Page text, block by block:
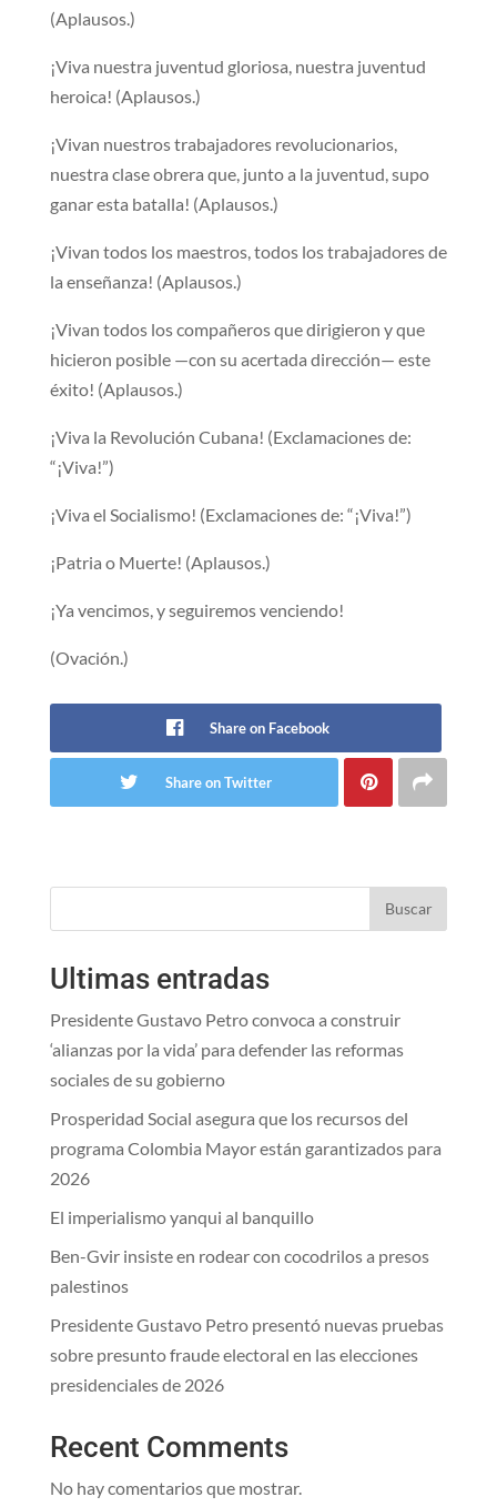
(Aplausos.)
¡Viva nuestra juventud gloriosa, nuestra juventud
heroica! (Aplausos.)
¡Vivan nuestros trabajadores revolucionarios,
nuestra clase obrera que, junto a la juventud, supo
ganar esta batalla! (Aplausos.)
¡Vivan todos los maestros, todos los trabajadores de
la enseñanza! (Aplausos.)
¡Vivan todos los compañeros que dirigieron y que
hicieron posible —con su acertada dirección— este
éxito! (Aplausos.)
¡Viva la Revolución Cubana! (Exclamaciones de:
“¡Viva!”)
¡Viva el Socialismo! (Exclamaciones de: “¡Viva!”)
¡Patria o Muerte! (Aplausos.)
¡Ya vencimos, y seguiremos venciendo!
(Ovación.)
Share on Facebook
Share on Twitter
Buscar
Ultimas entradas
Presidente Gustavo Petro convoca a construir
‘alianzas por la vida’ para defender las reformas
sociales de su gobierno
Prosperidad Social asegura que los recursos del
programa Colombia Mayor están garantizados para
2026
El imperialismo yanqui al banquillo
Ben-Gvir insiste en rodear con cocodrilos a presos
palestinos
Presidente Gustavo Petro presentó nuevas pruebas
sobre presunto fraude electoral en las elecciones
presidenciales de 2026
Recent Comments
No hay comentarios que mostrar.